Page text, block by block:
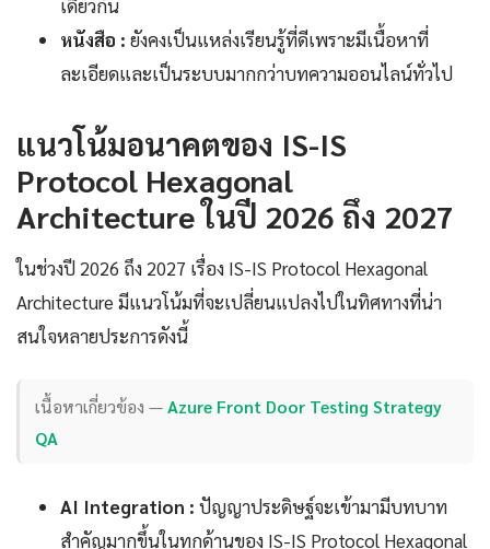
เดียวกัน
หนังสือ : ยังคงเป็นแหล่งเรียนรู้ที่ดีเพราะมีเนื้อหาที่
ละเอียดและเป็นระบบมากกว่าบทความออนไลน์ทั่วไป
แนวโน้มอนาคตของ IS-IS
Protocol Hexagonal
Architecture ในปี 2026 ถึง 2027
ในช่วงปี 2026 ถึง 2027 เรื่อง IS-IS Protocol Hexagonal
Architecture มีแนวโน้มที่จะเปลี่ยนแปลงไปในทิศทางที่น่า
สนใจหลายประการดังนี้
เนื้อหาเกี่ยวข้อง —Azure Front Door Testing Strategy
QA
AI Integration : ปัญญาประดิษฐ์จะเข้ามามีบทบาท
สำคัญมากขึ้นในทุกด้านของ IS-IS Protocol Hexagonal